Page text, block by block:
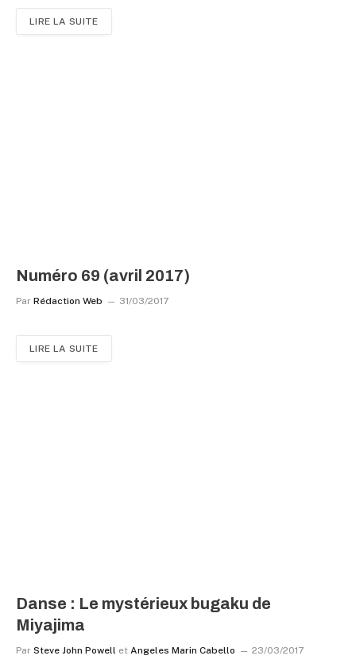
LIRE LA SUITE
Numéro 69 (avril 2017)
Par Rédaction Web 31/03/2017
LIRE LA SUITE
Danse : Le mystérieux bugaku de
Miyajima
Par Steve John Powell et Angeles Marin Cabello 23/03/2017